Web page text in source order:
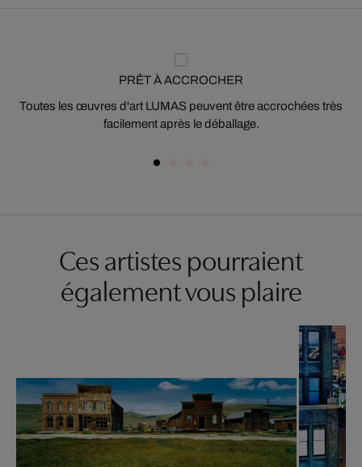
PRÊT À ACCROCHER
Toutes les œuvres d'art LUMAS peuvent être accrochées très
facilement après le déballage.
Ces artistes pourraient
également vous plaire